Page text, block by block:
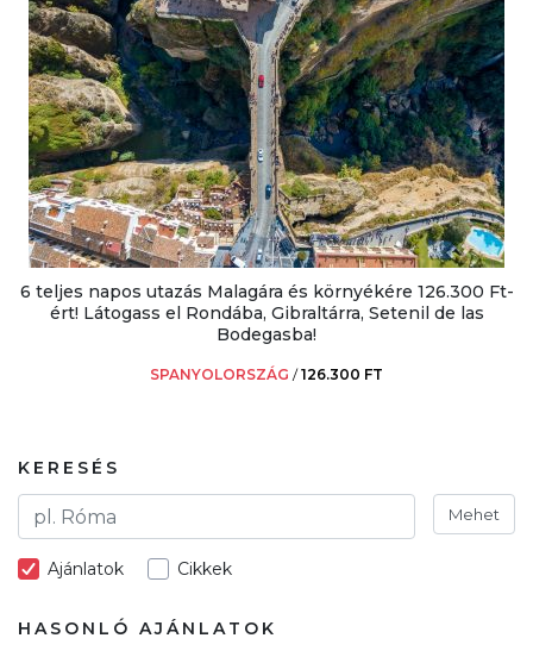
6 teljes napos utazás Malagára és környékére 126.300 Ft-
ért! Látogass el Rondába, Gibraltárra, Setenil de las
Bodegasba!
SPANYOLORSZÁG /126.300 FT
KERESÉS
Mehet
Ajánlatok Cikkek
HASONLÓ AJÁNLATOK